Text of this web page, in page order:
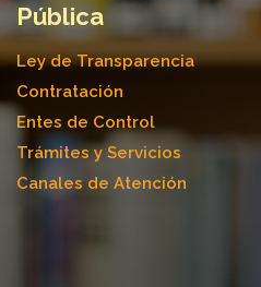
Pública
Ley de Transparencia
Contratación
Entes de Control
Trámites y Servicios
Canales de Atención